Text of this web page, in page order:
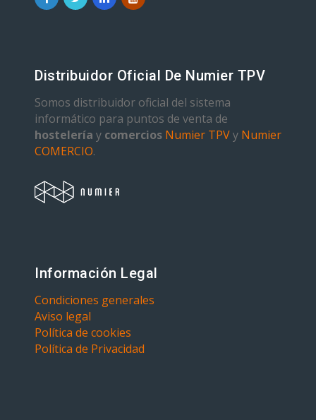
Distribuidor Oficial De Numier TPV
Somos distribuidor oficial del sistema
informático para puntos de venta de
hostelería y comercios Numier TPVy Numier
COMERCIO.
Información Legal
Condiciones generales
Aviso legal
Política de cookies
Política de Privacidad